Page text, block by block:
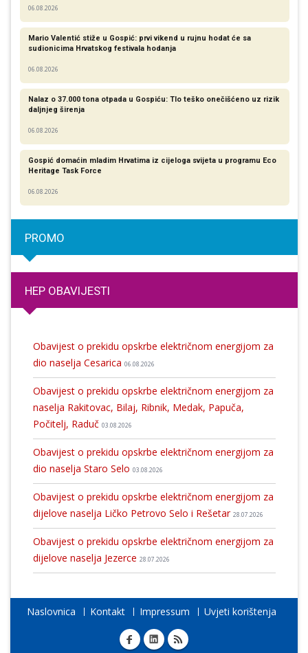
06.08.2026
Mario Valentić stiže u Gospić: prvi vikend u rujnu hodat će sa
sudionicima Hrvatskog festivala hodanja
06.08.2026
Nalaz o 37.000 tona otpada u Gospiću: Tlo teško onečišćeno uz rizik
daljnjeg širenja
06.08.2026
Gospić domaćin mladim Hrvatima iz cijeloga svijeta u programu Eco
Heritage Task Force
06.08.2026
PROMO
HEP OBAVIJESTI
Obavijest o prekidu opskrbe električnom energijom za
dio naselja Cesarica 06.08.2026
Obavijest o prekidu opskrbe električnom energijom za
naselja Rakitovac, Bilaj, Ribnik, Medak, Papuča,
Počitelj, Raduč 03.08.2026
Obavijest o prekidu opskrbe električnom energijom za
dio naselja Staro Selo 03.08.2026
Obavijest o prekidu opskrbe električnom energijom za
dijelove naselja Ličko Petrovo Selo i Rešetar 28.07.2026
Obavijest o prekidu opskrbe električnom energijom za
dijelove naselja Jezerce 28.07.2026
Naslovnica Kontakt Impressum Uvjeti korištenja